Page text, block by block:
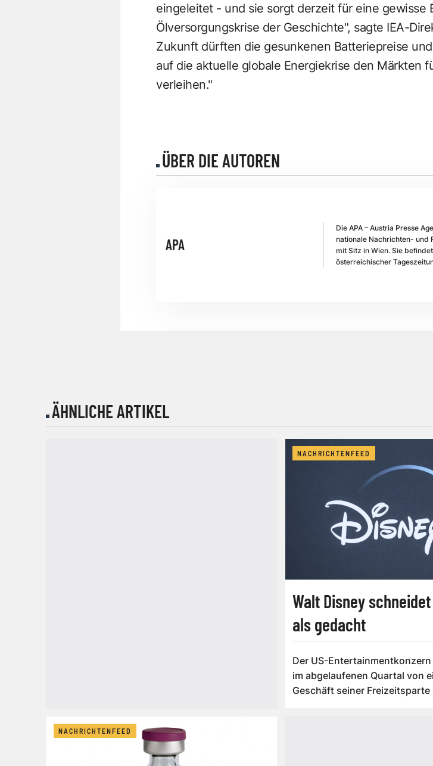
eingeleitet - und sie sorgt derzeit für eine gewisse
Ölversorgungskrise der Geschichte", sagte IEA-
Zukunft dürften die gesunkenen Batteriepreise
auf die aktuelle globale Energiekrise den Märkten
verleihen."
ÜBER DIE AUTOREN
APA
Die APA – Austria Presse
nationale Nachrichten- und
mit Sitz in Wien. Sie
österreichischer
ÄHNLICHE ARTIKEL
NACHRICHTENFEED
Walt Disney
als gedacht
Der US-
im abgelaufenen Quartal von
Geschäft seiner Freizeitsparte
NACHRICHTENFEED